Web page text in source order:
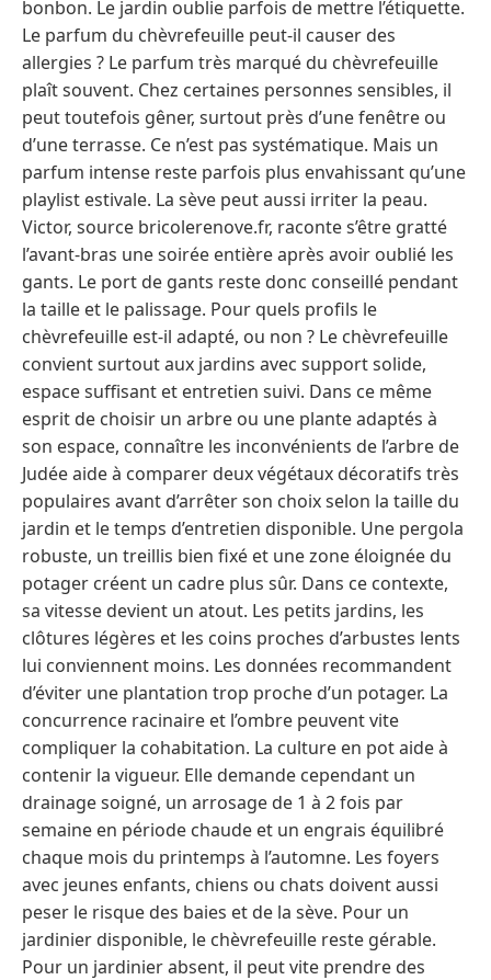
bonbon. Le jardin oublie parfois de mettre l’étiquette.
Le parfum du chèvrefeuille peut-il causer des
allergies ? Le parfum très marqué du chèvrefeuille
plaît souvent. Chez certaines personnes sensibles, il
peut toutefois gêner, surtout près d’une fenêtre ou
d’une terrasse. Ce n’est pas systématique. Mais un
parfum intense reste parfois plus envahissant qu’une
playlist estivale. La sève peut aussi irriter la peau.
Victor, source bricolerenove.fr, raconte s’être gratté
l’avant-bras une soirée entière après avoir oublié les
gants. Le port de gants reste donc conseillé pendant
la taille et le palissage. Pour quels profils le
chèvrefeuille est-il adapté, ou non ? Le chèvrefeuille
convient surtout aux jardins avec support solide,
espace suffisant et entretien suivi. Dans ce même
esprit de choisir un arbre ou une plante adaptés à
son espace, connaître les inconvénients de l’arbre de
Judée aide à comparer deux végétaux décoratifs très
populaires avant d’arrêter son choix selon la taille du
jardin et le temps d’entretien disponible. Une pergola
robuste, un treillis bien fixé et une zone éloignée du
potager créent un cadre plus sûr. Dans ce contexte,
sa vitesse devient un atout. Les petits jardins, les
clôtures légères et les coins proches d’arbustes lents
lui conviennent moins. Les données recommandent
d’éviter une plantation trop proche d’un potager. La
concurrence racinaire et l’ombre peuvent vite
compliquer la cohabitation. La culture en pot aide à
contenir la vigueur. Elle demande cependant un
drainage soigné, un arrosage de 1 à 2 fois par
semaine en période chaude et un engrais équilibré
chaque mois du printemps à l’automne. Les foyers
avec jeunes enfants, chiens ou chats doivent aussi
peser le risque des baies et de la sève. Pour un
jardinier disponible, le chèvrefeuille reste gérable.
Pour un jardinier absent, il peut vite prendre des